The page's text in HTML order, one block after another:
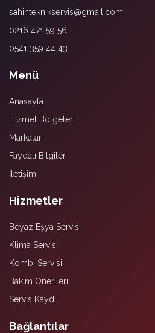
sahinteknikservis@gmail.com
0216 471 59 56
0541 359 44 43
Menü
Anasayfa
Hizmet Bölgeleri
Markalar
Faydalı Bilgiler
İletişim
Hizmetler
Beyaz Eşya Servisi
Klima Servisi
Kombi Servisi
Bakım Önerileri
Servis Kaydı
Bağlantılar